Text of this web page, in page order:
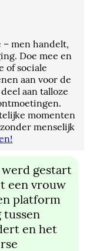
men handelt,
Doe mee en
of sociale
aan voor de
aan talloze
momenten
menselijk
gestart
een vrouw
platform
tussen
en het